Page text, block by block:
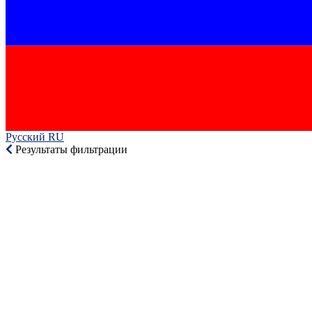
Русский RU‎
Результаты фильтрации